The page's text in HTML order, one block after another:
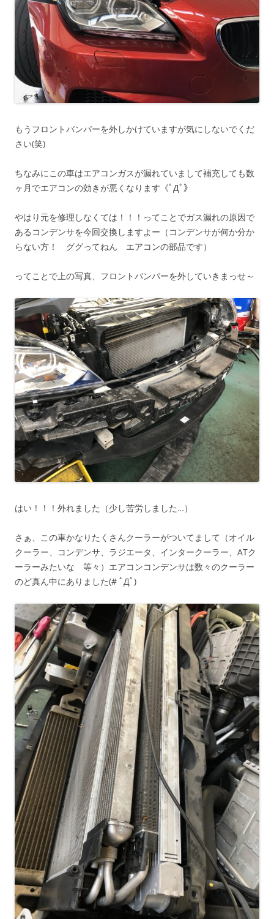
もうフロントバンパーを外しかけていますが気にしないでくだ
さい(笑)
ちなみにこの車はエアコンガスが漏れていまして補充しても数
ヶ月でエアコンの効きが悪くなります《ﾟДﾟ》
やはり元を修理しなくては！！！ってことでガス漏れの原因で
あるコンデンサを今回交換しますよー（コンデンサが何か分か
らない方！ ググってねん エアコンの部品です）
ってことで上の写真、フロントバンパーを外していきまっせ～
はい！！！外れました（少し苦労しました…）
さぁ、この車かなりたくさんクーラーがついてまして（オイル
クーラー、コンデンサ、ラジエータ、インタークーラー、ATク
ーラーみたいな 等々）エアコンコンデンサは数々のクーラー
のど真ん中にありました(# ﾟДﾟ)